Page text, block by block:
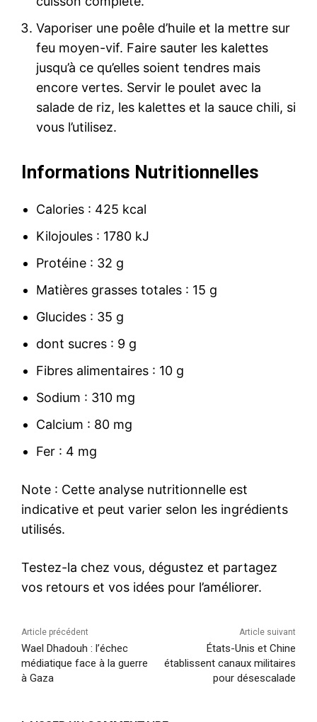
Vaporiser une poêle d’huile et la mettre sur
feu moyen-vif. Faire sauter les kalettes
jusqu’à ce qu’elles soient tendres mais
encore vertes. Servir le poulet avec la
salade de riz, les kalettes et la sauce chili, si
vous l’utilisez.
Informations Nutritionnelles
Calories : 425 kcal
Kilojoules : 1780 kJ
Protéine : 32 g
Matières grasses totales : 15 g
Glucides : 35 g
dont sucres : 9 g
Fibres alimentaires : 10 g
Sodium : 310 mg
Calcium : 80 mg
Fer : 4 mg
Note : Cette analyse nutritionnelle est
indicative et peut varier selon les ingrédients
utilisés.
Testez-la chez vous, dégustez et partagez
vos retours et vos idées pour l’améliorer.
Article précédent
Wael Dhadouh : l’échec
médiatique face à la guerre
à Gaza
Article suivant
États-Unis et Chine
établissent canaux militaires
pour désescalade